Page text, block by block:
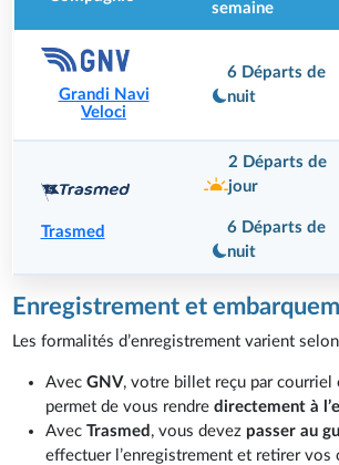
semaine
Grandi Navi
Veloci
6 Départs de
nuit
Trasmed
2 Départs de
jour
6 Départs de
nuit
Enregistrement et
Les formalités d’enregistrement varient
AvecGNV, votre billet reçu par courriel
permet de vous rendredirectement à
AvecTrasmed , vous devez passer au
effectuer l’enregistrement et retirer vos